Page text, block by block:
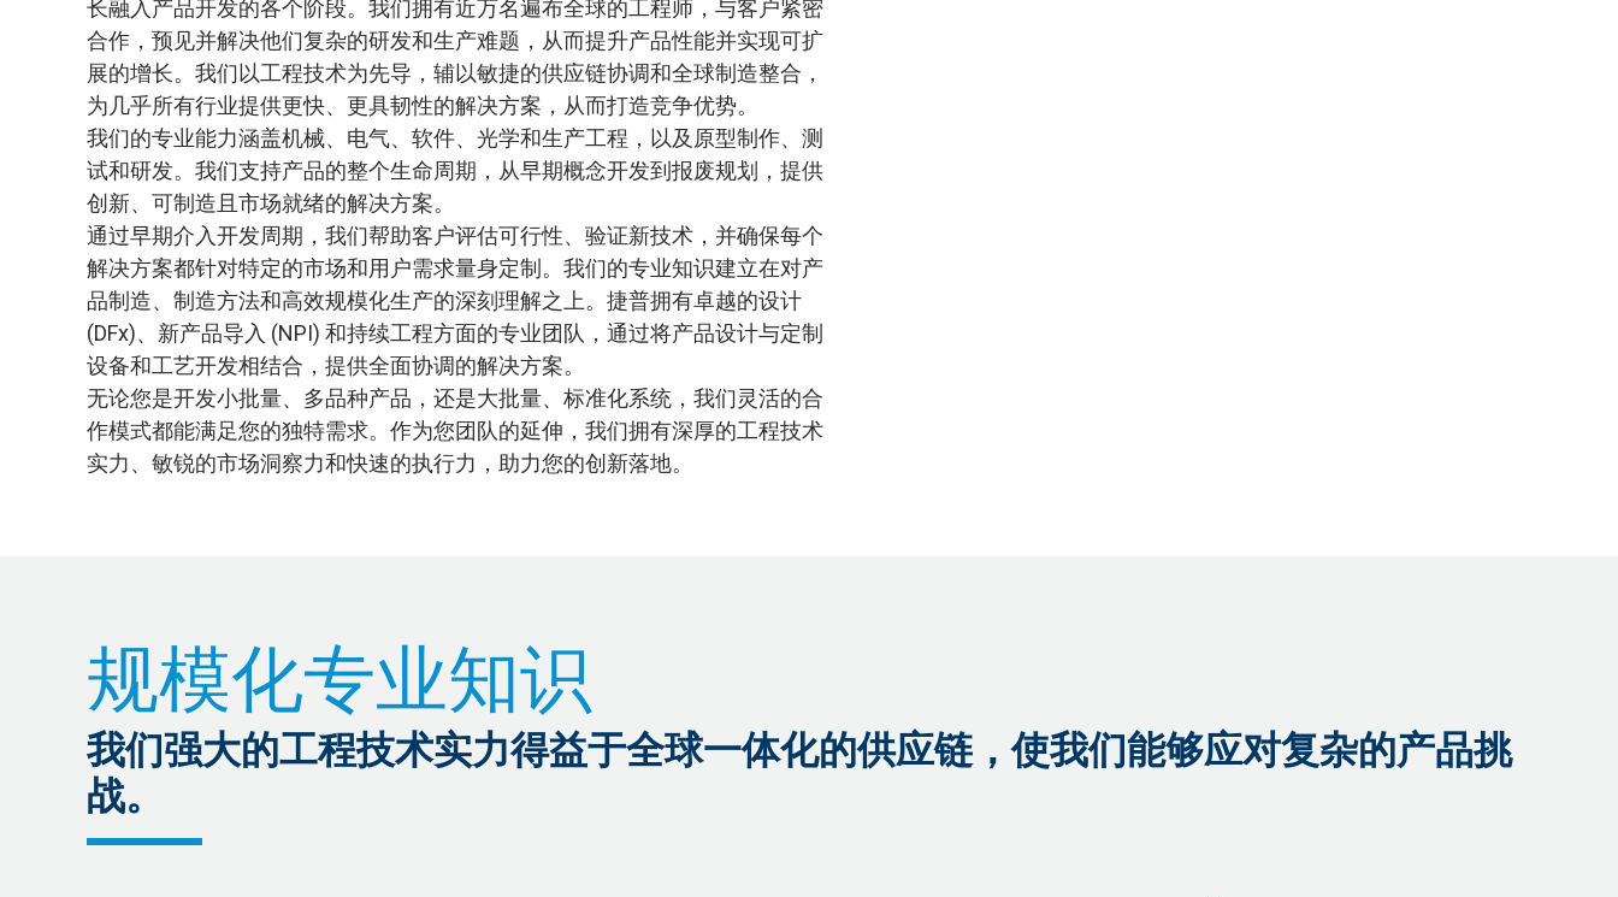
长融入产品开发的各个阶段。我们拥有近万名遍布全球的工程师，与客户紧密
合作，预见并解决他们复杂的研发和生产难题，从而提升产品性能并实现可扩
展的增长。我们以工程技术为先导，辅以敏捷的供应链协调和全球制造整合，
为几乎所有行业提供更快、更具韧性的解决方案，从而打造竞争优势。
我们的专业能力涵盖机械、电气、软件、光学和生产工程，以及原型制作、测
试和研发。我们支持产品的整个生命周期，从早期概念开发到报废规划，提供
创新、可制造且市场就绪的解决方案。
通过早期介入开发周期，我们帮助客户评估可行性、验证新技术，并确保每个
解决方案都针对特定的市场和用户需求量身定制。我们的专业知识建立在对产
品制造、制造方法和高效规模化生产的深刻理解之上。捷普拥有卓越的设计
(DFx)、新产品导入 (NPI) 和持续工程方面的专业团队，通过将产品设计与定制
设备和工艺开发相结合，提供全面协调的解决方案。
无论您是开发小批量、多品种产品，还是大批量、标准化系统，我们灵活的合
作模式都能满足您的独特需求。作为您团队的延伸，我们拥有深厚的工程技术
实力、敏锐的市场洞察力和快速的执行力，助力您的创新落地。
规模化专业知识
我们强大的工程技术实力得益于全球一体化的供应链，使我们能够应对复杂的产品挑
战。